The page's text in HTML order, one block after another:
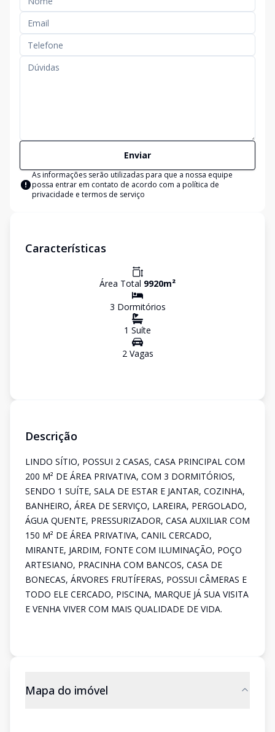
Enviar
As informações serão utilizadas para que a nossa equipe
possa entrar em contato de acordo com a política de
privacidade e termos de serviço
Características
Área Total 9920m²
3 Dormitórios
1 Suíte
2Vagas
Descrição
LINDO SÍTIO, POSSUI 2 CASAS, CASA PRINCIPAL COM
200 M² DE ÁREA PRIVATIVA, COM 3 DORMITÓRIOS,
SENDO 1 SUÍTE, SALA DE ESTAR E JANTAR, COZINHA,
BANHEIRO, ÁREA DE SERVIÇO, LAREIRA, PERGOLADO,
ÁGUA QUENTE, PRESSURIZADOR, CASA AUXILIAR COM
150 M² DE ÁREA PRIVATIVA, CANIL CERCADO,
MIRANTE, JARDIM, FONTE COM ILUMINAÇÃO, POÇO
ARTESIANO, PRACINHA COM BANCOS, CASA DE
BONECAS, ÁRVORES FRUTÍFERAS, POSSUI CÂMERAS E
TODO ELE CERCADO, PISCINA, MARQUE JÁ SUA VISITA
E VENHA VIVER COM MAIS QUALIDADE DE VIDA.
Mapa do imóvel